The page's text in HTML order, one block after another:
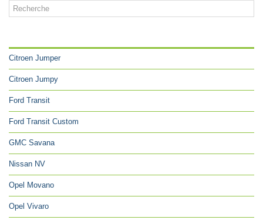
Citroen Jumper
Citroen Jumpy
Ford Transit
Ford Transit Custom
GMC Savana
Nissan NV
Opel Movano
Opel Vivaro